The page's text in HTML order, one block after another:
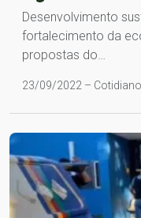
Desenvolvimento
fortalecimento da
propostas do…
23/09/2022 – Cotidiano